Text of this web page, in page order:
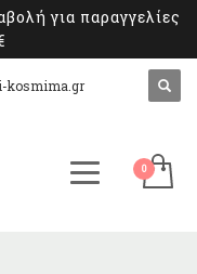
για παραγγελίες
kosmima.gr